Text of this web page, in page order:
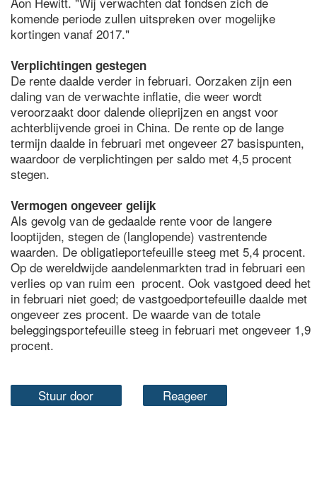
komende periode zullen uitspreken over mogelijke
kortingen vanaf 2017."
Verplichtingen gestegen
De rente daalde verder in februari. Oorzaken zijn een
daling van de verwachte inflatie, die weer wordt
veroorzaakt door dalende olieprijzen en angst voor
achterblijvende groei in China. De rente op de lange
termijn daalde in februari met ongeveer 27 basispunten,
waardoor de verplichtingen per saldo met 4,5 procent
stegen.
Vermogen ongeveer gelijk
Als gevolg van de gedaalde rente voor de langere
looptijden, stegen de (langlopende) vastrentende
waarden. De obligatieportefeuille steeg met 5,4 procent.
Op de wereldwijde aandelenmarkten trad in februari een
verlies op van ruim een procent. Ook vastgoed deed het
in februari niet goed; de vastgoedportefeuille daalde met
ongeveer zes procent. De waarde van de totale
beleggingsportefeuille steeg in februari met ongeveer 1,9
procent.
Stuur door Reageer